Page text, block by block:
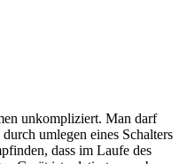
unkompliziert. Man darf
umlegen eines Schalters
dass im Laufe des